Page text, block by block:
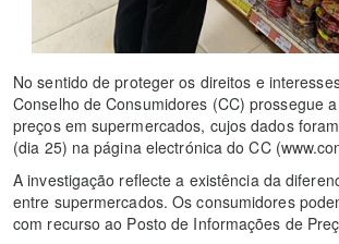
No sentido de proteger os direitos e
Conselho de Consumidores (CC) prossegue
preços em supermercados, cujos dados
(dia 25) na página electrónica do CC
A investigação reflecte a existência da
entre supermercados. Os consumidores
com recurso ao Posto de Informações de